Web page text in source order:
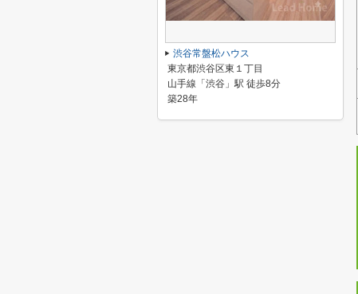
渋谷常盤松ハウス
東京都渋谷区東１丁目
山手線「渋谷」駅 徒歩8分
築28年